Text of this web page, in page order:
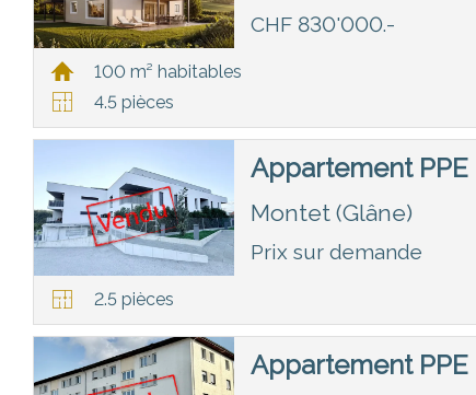
CHF 830'000.-
100 m² habitables
4.5 pièces
Appartement PPE
Montet (Glâne)
Prix sur demande
2.5 pièces
Appartement PPE